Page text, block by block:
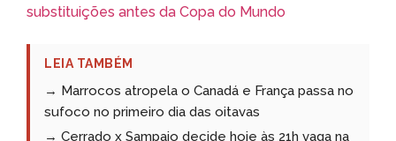
substituições antes da Copa do Mundo
LEIA TAMBÉM
→ Marrocos atropela o Canadá e França passa no
sufoco no primeiro dia das oitavas
→ Cerrado x Sampaio decide hoje às 21h vaga na